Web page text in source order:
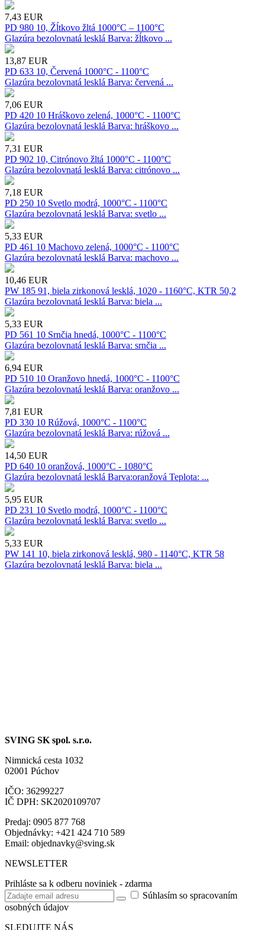
7,43 EUR
PD 980 10, Žĺtkovo žltá 1000°C – 1100°C
Glazúra bezolovnatá lesklá Barva: žĺtkovo ...
13,87 EUR
PD 633 10, Červená 1000°C - 1100°C
Glazúra bezolovnatá lesklá Barva: červená ...
7,06 EUR
PD 420 10 Hráškovo zelená, 1000°C - 1100°C
Glazúra bezolovnatá lesklá Barva: hráškovo ...
7,31 EUR
PD 902 10, Citrónovo žltá 1000°C - 1100°C
Glazúra bezolovnatá lesklá Barva: citrónovo ...
7,18 EUR
PD 250 10 Svetlo modrá, 1000°C - 1100°C
Glazúra bezolovnatá lesklá Barva: svetlo ...
5,33 EUR
PD 461 10 Machovo zelená, 1000°C - 1100°C
Glazúra bezolovnatá lesklá Barva: machovo ...
10,46 EUR
PW 185 91, biela zirkonová lesklá, 1020 - 1160°C, KTR 50,2
Glazúra bezolovnatá lesklá Barva: biela ...
5,33 EUR
PD 561 10 Srnčia hnedá, 1000°C - 1100°C
Glazúra bezolovnatá lesklá Barva: srnčia ...
6,94 EUR
PD 510 10 Oranžovo hnedá, 1000°C - 1100°C
Glazúra bezolovnatá lesklá Barva: oranžovo ...
7,81 EUR
PD 330 10 Rúžová, 1000°C - 1100°C
Glazúra bezolovnatá lesklá Barva: rúžová ...
14,50 EUR
PD 640 10 oranžová, 1000°C - 1080°C
Glazúra bezolovnatá lesklá Barva:oranžová Teplota: ...
5,95 EUR
PD 231 10 Svetlo modrá, 1000°C - 1100°C
Glazúra bezolovnatá lesklá Barva: svetlo ...
5,33 EUR
PW 141 10, biela zirkonová lesklá, 980 - 1140°C, KTR 58
Glazúra bezolovnatá lesklá Barva: biela ...
SVING SK spol. s.r.o.
Nimnická cesta 1032
02001 Púchov
IČO: 36299227
IČ DPH: SK2020109707
Predaj: 0905 877 768
Objednávky: +421 424 710 589
Email: objednavky@sving.sk
NEWSLETTER
Prihláste sa k odberu noviniek - zdarma
Súhlasím so spracovaním
osobných údajov
SLEDUJTE NÁS